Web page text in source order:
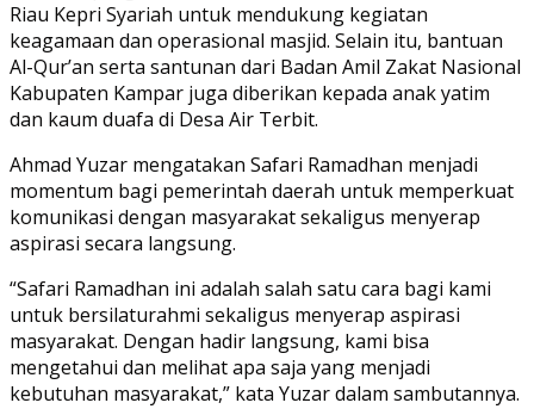
Riau Kepri Syariah untuk mendukung kegiatan
keagamaan dan operasional masjid. Selain itu, bantuan
Al-Qur’an serta santunan dari Badan Amil Zakat Nasional
Kabupaten Kampar juga diberikan kepada anak yatim
dan kaum duafa di Desa Air Terbit.
Ahmad Yuzar mengatakan Safari Ramadhan menjadi
momentum bagi pemerintah daerah untuk memperkuat
komunikasi dengan masyarakat sekaligus menyerap
aspirasi secara langsung.
“Safari Ramadhan ini adalah salah satu cara bagi kami
untuk bersilaturahmi sekaligus menyerap aspirasi
masyarakat. Dengan hadir langsung, kami bisa
mengetahui dan melihat apa saja yang menjadi
kebutuhan masyarakat,” kata Yuzar dalam sambutannya.